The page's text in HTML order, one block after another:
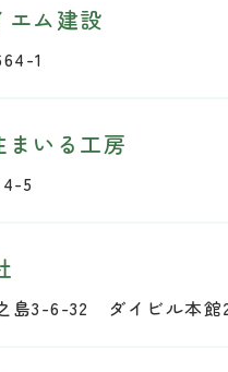
エム建設
1
まいる工房
5
島3-6-32 ダイビル本館